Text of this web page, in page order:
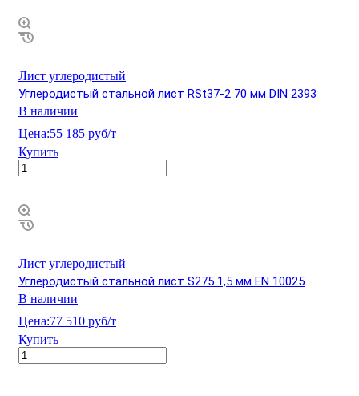
Лист углеродистый
Углеродистый стальной лист RSt37-2 70 мм DIN 2393
В наличии
Цена:55 185 руб/т
Купить
Лист углеродистый
Углеродистый стальной лист S275 1,5 мм EN 10025
В наличии
Цена:77 510 руб/т
Купить